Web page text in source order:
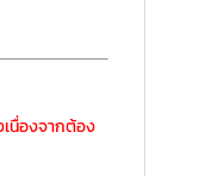
นื่องจากต้อง